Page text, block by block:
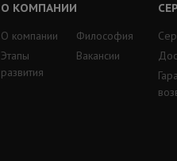
О КОМПАНИИ
О компании
Этапы
развития
Философия
Вакансии